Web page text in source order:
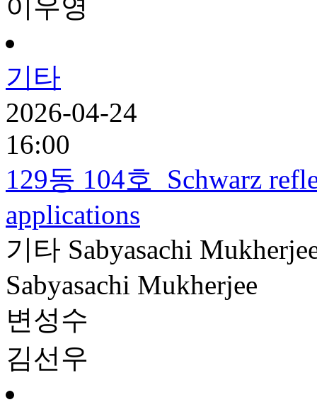
이우영
기타
2026-04-24
16:00
129동 104호
Schwarz
applications
기타 Sabyasachi
Sabyasachi Mukherjee
변성수
김선우